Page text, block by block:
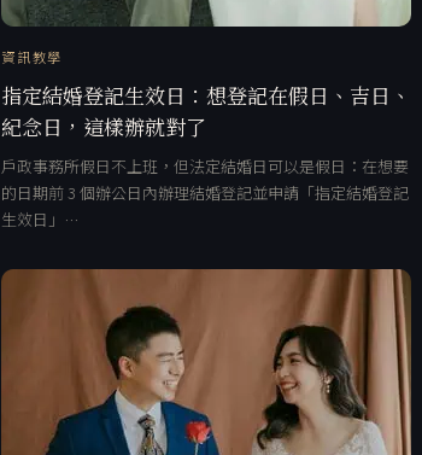
資訊教學
指定結婚登記生效日：想登記在假日、吉日、
紀念日，這樣辦就對了
戶政事務所假日不上班，但法定結婚日可以是假日：在想要
的日期前 3 個辦公日內辦理結婚登記並申請「指定結婚登記
生效日」…